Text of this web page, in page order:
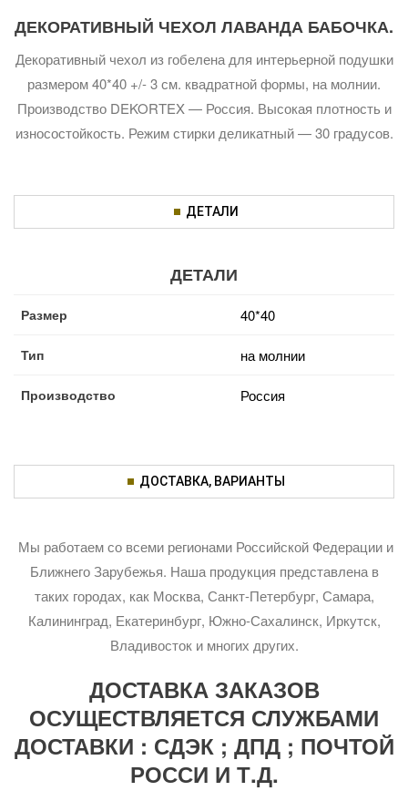
ДЕКОРАТИВНЫЙ ЧЕХОЛ ЛАВАНДА БАБОЧКА.
Декоративный чехол из гобелена для интерьерной подушки
размером 40*40 +/- 3 см. квадратной формы, на молнии.
Производство DEKORTEX — Россия. Высокая плотность и
износостойкость. Режим стирки деликатный — 30 градусов.
ДЕТАЛИ
ДЕТАЛИ
Размер 40*40
Тип на молнии
Производство Россия
ДОСТАВКА, ВАРИАНТЫ
Мы работаем со всеми регионами Российской Федерации и
Ближнего Зарубежья. Наша продукция представлена в
таких городах, как Москва, Санкт-Петербург, Самара,
Калининград, Екатеринбург, Южно-Сахалинск, Иркутск,
Владивосток и многих других.
ДОСТАВКА ЗАКАЗОВ
ОСУЩЕСТВЛЯЕТСЯ СЛУЖБАМИ
ДОСТАВКИ : СДЭК ; ДПД ; ПОЧТОЙ
РОССИ И Т.Д.